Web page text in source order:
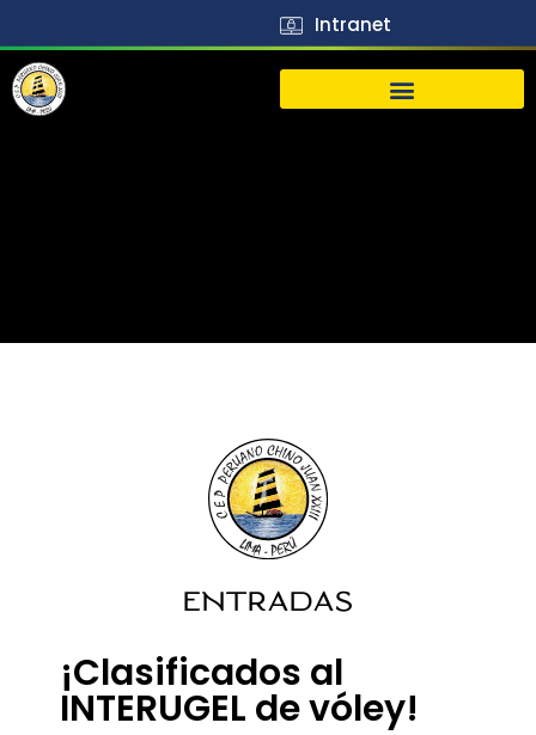
Intranet
ENTRADAS
¡Clasificados al
INTERUGEL de vóley!